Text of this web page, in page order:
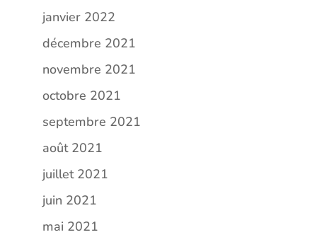
janvier 2022
décembre 2021
novembre 2021
octobre 2021
septembre 2021
août 2021
juillet 2021
juin 2021
mai 2021